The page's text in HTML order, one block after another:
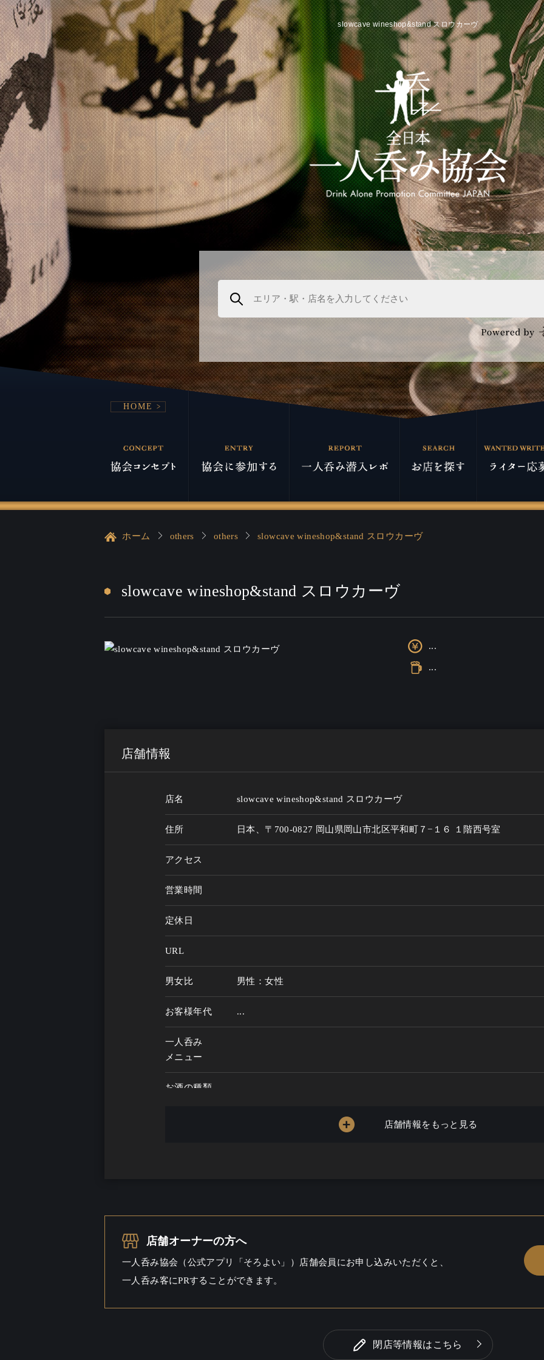
slowcave wineshop&stand スロウカーヴ
HOME
ホーム others others slowcave wineshop&stand スロウカーヴ
slowcave wineshop&stand スロウカーヴ
...
...
店舗情報
店名 slowcave wineshop&stand スロウカーヴ
住所 日本、〒700-0827 岡山県岡山市北区平和町７−１６ １階西号室
アクセス
営業時間
定休日
URL
男女比 男性：女性
お客様年代 ...
一人呑み
メニュー
お酒の種類
店舗情報をもっと見る
店舗オーナーの方へ
一人呑み協会（公式アプリ「そろよい」）店舗会員にお申し込みいただくと、
一人呑み客にPRすることができます。
閉店等情報はこちら